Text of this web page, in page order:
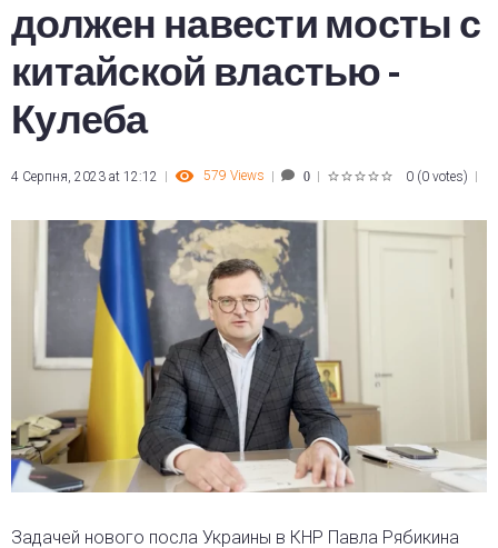
должен навести мосты с
китайской властью -
Кулеба
4 Серпня, 2023 at 12:12 579 Views 0 0 (0 votes)
Задачей нового посла Украины в КНР Павла Рябикина